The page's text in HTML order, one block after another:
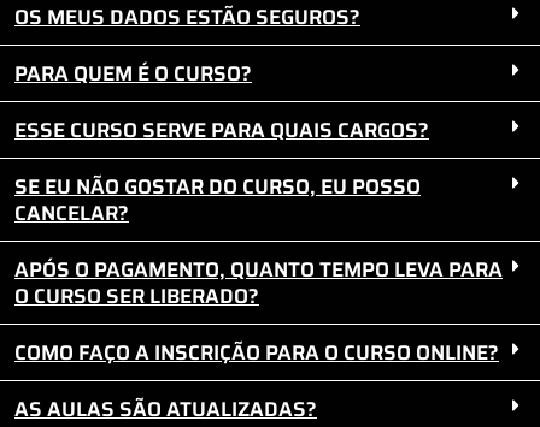
OS MEUS DADOS ESTÃO SEGUROS?
PARA QUEM É O CURSO?
ESSE CURSO SERVE PARA QUAIS CARGOS?
SE EU NÃO GOSTAR DO CURSO, EU POSSO
CANCELAR?
APÓS O PAGAMENTO, QUANTO TEMPO LEVA PARA
O CURSO SER LIBERADO?
COMO FAÇO A INSCRIÇÃO PARA O CURSO ONLINE?
AS AULAS SÃO ATUALIZADAS?